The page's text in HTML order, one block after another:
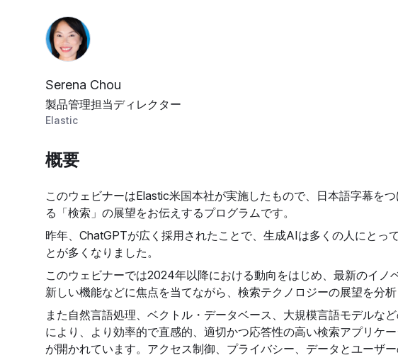
Serena Chou
製品管理担当ディレクター
Elastic
概要
このウェビナーはElastic米国本社が実施したもので、日本語字幕を
る「検索」の展望をお伝えするプログラムです。
昨年、ChatGPTが広く採用されたことで、生成AIは多くの人にとっ
とが多くなりました。
このウェビナーでは2024年以降における動向をはじめ、最新のイノ
新しい機能などに焦点を当てながら、検索テクノロジーの展望を分析
また自然言語処理、ベクトル・データベース、大規模言語モデルな
により、より効率的で直感的、適切かつ応答性の高い検索アプリケ
が開かれています。アクセス制御、プライバシー、データとユーザ